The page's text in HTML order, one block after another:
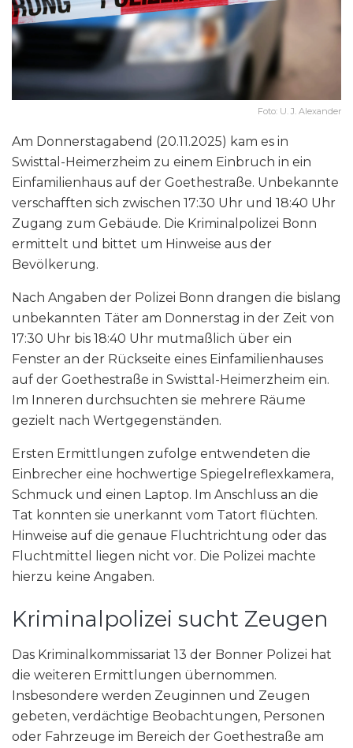
Foto: U. J. Alexander
Am Donnerstagabend (20.11.2025) kam es in
Swisttal-Heimerzheim zu einem Einbruch in ein
Einfamilienhaus auf der Goethestraße. Unbekannte
verschafften sich zwischen 17:30 Uhr und 18:40 Uhr
Zugang zum Gebäude. Die Kriminalpolizei Bonn
ermittelt und bittet um Hinweise aus der
Bevölkerung.
Nach Angaben der Polizei Bonn drangen die bislang
unbekannten Täter am Donnerstag in der Zeit von
17:30 Uhr bis 18:40 Uhr mutmaßlich über ein
Fenster an der Rückseite eines Einfamilienhauses
auf der Goethestraße in Swisttal-Heimerzheim ein.
Im Inneren durchsuchten sie mehrere Räume
gezielt nach Wertgegenständen.
Ersten Ermittlungen zufolge entwendeten die
Einbrecher eine hochwertige Spiegelreflexkamera,
Schmuck und einen Laptop. Im Anschluss an die
Tat konnten sie unerkannt vom Tatort flüchten.
Hinweise auf die genaue Fluchtrichtung oder das
Fluchtmittel liegen nicht vor. Die Polizei machte
hierzu keine Angaben.
Kriminalpolizei sucht Zeugen
Das Kriminalkommissariat 13 der Bonner Polizei hat
die weiteren Ermittlungen übernommen.
Insbesondere werden Zeuginnen und Zeugen
gebeten, verdächtige Beobachtungen, Personen
oder Fahrzeuge im Bereich der Goethestraße am